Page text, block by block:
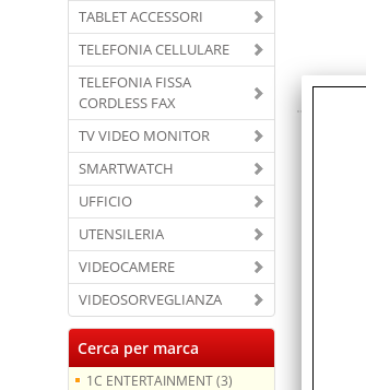
TABLET ACCESSORI
TELEFONIA CELLULARE
TELEFONIA FISSA
CORDLESS FAX
TV VIDEO MONITOR
SMARTWATCH
UFFICIO
UTENSILERIA
VIDEOCAMERE
VIDEOSORVEGLIANZA
Cerca per marca
1C ENTERTAINMENT (3)